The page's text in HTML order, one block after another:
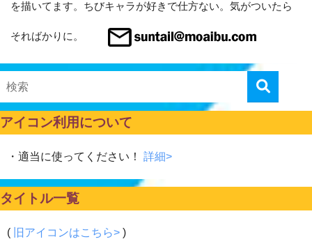
を描いてます。ちびキャラが好きで仕方ない。気がついたら
そればかりに。
アイコン利用について
・適当に使ってください！ 詳細>
タイトル一覧
( 旧アイコンはこちら> )